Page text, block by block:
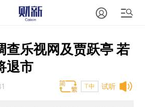
查乐视网及贾跃亭 若
退市
试听
T中